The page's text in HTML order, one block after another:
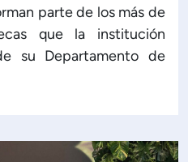
parte de los más de
que la institución
su Departamento de